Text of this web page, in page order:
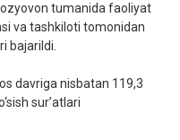
tumanida faoliyat
va tashkiloti tomonidan
bajarildi.
davriga nisbatan 119,3
sur’atlari